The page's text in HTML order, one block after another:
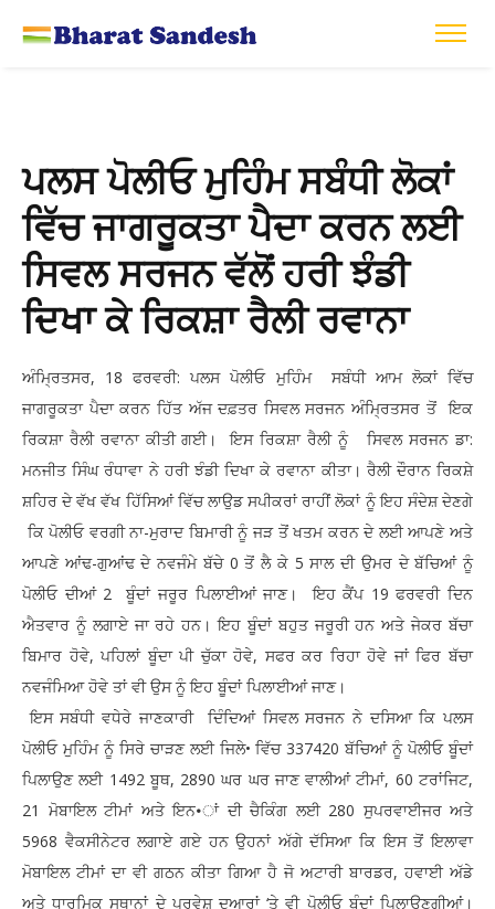
ਪਲਸ ਪੋਲੀਓ ਮੁਹਿੰਮ ਸਬੰਧੀ ਲੋਕਾਂ
ਵਿੱਚ ਜਾਗਰੂਕਤਾ ਪੈਦਾ ਕਰਨ ਲਈ
ਸਿਵਲ ਸਰਜਨ ਵੱਲੋਂ ਹਰੀ ਝੰਡੀ
ਦਿਖਾ ਕੇ ਰਿਕਸ਼ਾ ਰੈਲੀ ਰਵਾਨਾ
ਅੰਮ੍ਰਿਤਸਰ, 18 ਫਰਵਰੀ: ਪਲਸ ਪੋਲੀਓ ਮੁਹਿੰਮ ਸਬੰਧੀ ਆਮ ਲੋਕਾਂ ਵਿੱਚ
ਜਾਗਰੂਕਤਾ ਪੈਦਾ ਕਰਨ ਹਿੱਤ ਅੱਜ ਦਫ਼ਤਰ ਸਿਵਲ ਸਰਜਨ ਅੰਮ੍ਰਿਤਸਰ ਤੋਂ ਇਕ
ਰਿਕਸ਼ਾ ਰੈਲੀ ਰਵਾਨਾ ਕੀਤੀ ਗਈ। ਇਸ ਰਿਕਸ਼ਾ ਰੈਲੀ ਨੂੰ ਸਿਵਲ ਸਰਜਨ ਡਾ:
ਮਨਜੀਤ ਸਿੰਘ ਰੰਧਾਵਾ ਨੇ ਹਰੀ ਝੰਡੀ ਦਿਖਾ ਕੇ ਰਵਾਨਾ ਕੀਤਾ। ਰੈਲੀ ਦੌਰਾਨ ਰਿਕਸ਼ੇ
ਸ਼ਹਿਰ ਦੇ ਵੱਖ ਵੱਖ ਹਿੱਸਿਆਂ ਵਿੱਚ ਲਾਉਡ ਸਪੀਕਰਾਂ ਰਾਹੀਂ ਲੋਕਾਂ ਨੂੰ ਇਹ ਸੰਦੇਸ਼ ਦੇਣਗੇ
ਕਿ ਪੋਲੀਓ ਵਰਗੀ ਨਾ-ਮੁਰਾਦ ਬਿਮਾਰੀ ਨੂੰ ਜੜ ਤੋਂ ਖਤਮ ਕਰਨ ਦੇ ਲਈ ਆਪਣੇ ਅਤੇ
ਆਪਣੇ ਆਂਢ-ਗੁਆਂਢ ਦੇ ਨਵਜੰਮੇ ਬੱਚੇ 0 ਤੋਂ ਲੈ ਕੇ 5 ਸਾਲ ਦੀ ਉਮਰ ਦੇ ਬੱਚਿਆਂ ਨੂੰ
ਪੋਲੀਓ ਦੀਆਂ 2 ਬੂੰਦਾਂ ਜਰੂਰ ਪਿਲਾਈਆਂ ਜਾਣ। ਇਹ ਕੈਂਪ 19 ਫਰਵਰੀ ਦਿਨ
ਐਤਵਾਰ ਨੂੰ ਲਗਾਏ ਜਾ ਰਹੇ ਹਨ। ਇਹ ਬੂੰਦਾਂ ਬਹੁਤ ਜਰੂਰੀ ਹਨ ਅਤੇ ਜੇਕਰ ਬੱਚਾ
ਬਿਮਾਰ ਹੋਵੇ, ਪਹਿਲਾਂ ਬੂੰਦਾ ਪੀ ਚੁੱਕਾ ਹੋਵੇ, ਸਫਰ ਕਰ ਰਿਹਾ ਹੋਵੇ ਜਾਂ ਫਿਰ ਬੱਚਾ
ਨਵਜੰਮਿਆ ਹੋਵੇ ਤਾਂ ਵੀ ਉਸ ਨੂੰ ਇਹ ਬੂੰਦਾਂ ਪਿਲਾਈਆਂ ਜਾਣ।
ਇਸ ਸਬੰਧੀ ਵਧੇਰੇ ਜਾਣਕਾਰੀ ਦਿੰਦਿਆਂ ਸਿਵਲ ਸਰਜਨ ਨੇ ਦਸਿਆ ਕਿ ਪਲਸ
ਪੋਲੀਓ ਮੁਹਿੰਮ ਨੂੰ ਸਿਰੇ ਚਾੜਣ ਲਈ ਜਿਲੇ• ਵਿੱਚ 337420 ਬੱਚਿਆਂ ਨੂੰ ਪੋਲੀਓ ਬੂੰਦਾਂ
ਪਿਲਾਉਣ ਲਈ 1492 ਬੂਥ, 2890 ਘਰ ਘਰ ਜਾਣ ਵਾਲੀਆਂ ਟੀਮਾਂ, 60 ਟਰਾਂਜਿਟ,
21 ਮੋਬਾਇਲ ਟੀਮਾਂ ਅਤੇ ਇਨ•ਾਂ ਦੀ ਚੈਕਿੰਗ ਲਈ 280 ਸੁਪਰਵਾਈਜਰ ਅਤੇ
5968 ਵੈਕਸੀਨੇਟਰ ਲਗਾਏ ਗਏ ਹਨ ਉਹਨਾਂ ਅੱਗੇ ਦੱਸਿਆ ਕਿ ਇਸ ਤੋਂ ਇਲਾਵਾ
ਮੋਬਾਇਲ ਟੀਮਾਂ ਦਾ ਵੀ ਗਠਨ ਕੀਤਾ ਗਿਆ ਹੈ ਜੋ ਅਟਾਰੀ ਬਾਰਡਰ, ਹਵਾਈ ਅੱਡੇ
ਅਤੇ ਧਾਰਮਿਕ ਸਥਾਨਾਂ ਦੇ ਪ੍ਰਵੇਸ਼ ਦੁਆਰਾਂ ‘ਤੇ ਵੀ ਪੋਲੀਓ ਬੂੰਦਾਂ ਪਿਲਾਉਣਗੀਆਂ।